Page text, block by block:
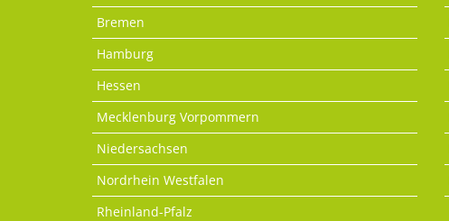
Bremen
Hamburg
Hessen
Mecklenburg Vorpommern
Niedersachsen
Nordrhein Westfalen
Rheinland-Pfalz